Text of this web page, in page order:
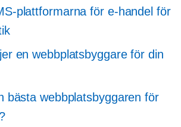
plattformarna för e-handel för
en webbplatsbyggare för din
bästa webbplatsbyggaren för